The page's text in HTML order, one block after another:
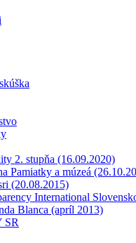
2. stupňa (16.09.2020)
Pamiatky a múzeá
(20.08.2015)
International
Blanca (apríl 2013)
SR